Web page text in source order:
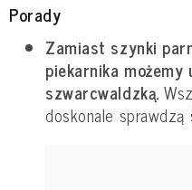
Porady
Zamiast szynki
piekarnika
szwarcwaldzką.
doskonale